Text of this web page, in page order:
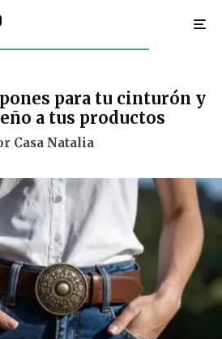
para tu cinturón y
a tus productos
Casa Natalia